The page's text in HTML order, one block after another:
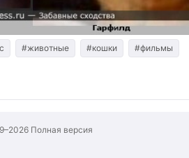
авторизация
#животные #кошки #фильмы
Полная версия